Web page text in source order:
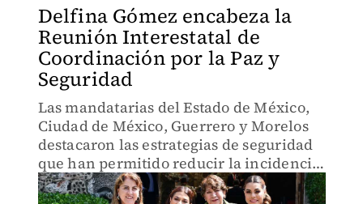
Delfina Gómez encabeza la
Reunión Interestatal de
Coordinación por la Paz y
Seguridad
Las mandatarias del Estado de México,
Ciudad de México, Guerrero y Morelos
destacaron las estrategias de seguridad
que han permitido reducir la incidencia
delictiva.